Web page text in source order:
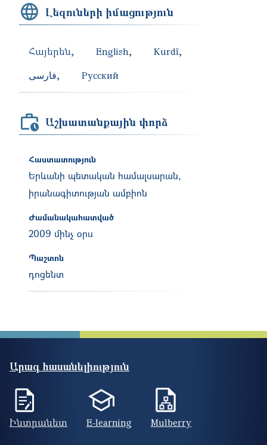
Լեզուների իմացություն
Հայերեն English
Kurdî
فارسی
Русский
Աշխատանքային փորձ
Հաստատություն
Երևանի պետական համալսարան,
իրանագիտության ամբիոն
Ժամանակահատված
2009 մինչ օրս
Պաշտոն
դոցենտ
Արագ հասանելիություն
Ինտրանետ E-learning Mulberry